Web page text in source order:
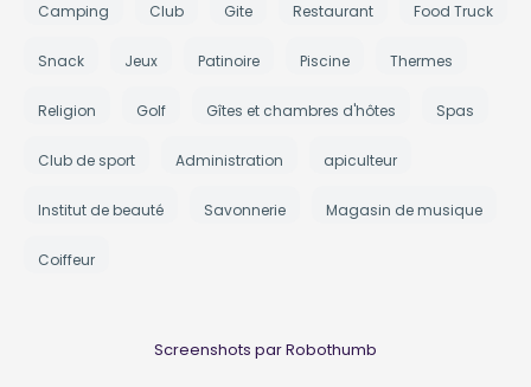
Camping Club Gite Restaurant Food Truck
Snack Jeux Patinoire Piscine Thermes
Religion Golf Gîtes et chambres d'hôtes Spas
Club de sport Administration apiculteur
Institut de beauté Savonnerie Magasin de musique
Coiffeur
Screenshots par Robothumb